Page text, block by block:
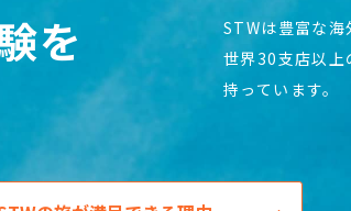
を
STWは豊富な
世界30支店以
持っています。